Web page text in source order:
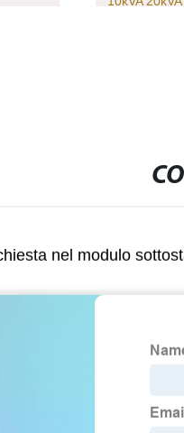
nel modulo